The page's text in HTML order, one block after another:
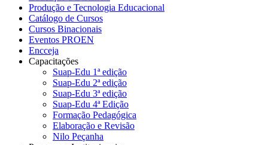
Produção e Tecnologia Educacional
Catálogo de Cursos
Cursos Binacionais
Eventos PROEN
Encceja
Capacitações
Suap-Edu 1ª edição
Suap-Edu 2ª edição
Suap-Edu 3ª edição
Suap-Edu 4ª Edição
Formação Pedagógica
Elaboração e Revisão
Nilo Peçanha